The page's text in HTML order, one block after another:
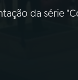
da série